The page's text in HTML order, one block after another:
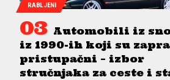
RABLJENI
Automobili iz
iz 1990-ih koji su
pristupačni – izbor
stručnjaka za ceste i